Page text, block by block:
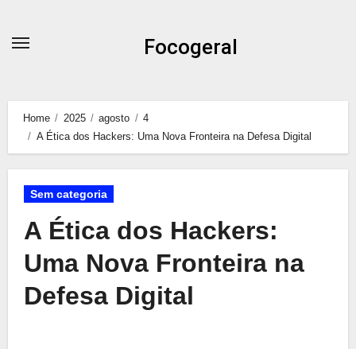
Focogeral
Home 2025 agosto
4
A Ética dos Hackers: Uma Nova Fronteira na Defesa Digital
Sem categoria
A Ética dos Hackers:
Uma Nova Fronteira na
Defesa Digital